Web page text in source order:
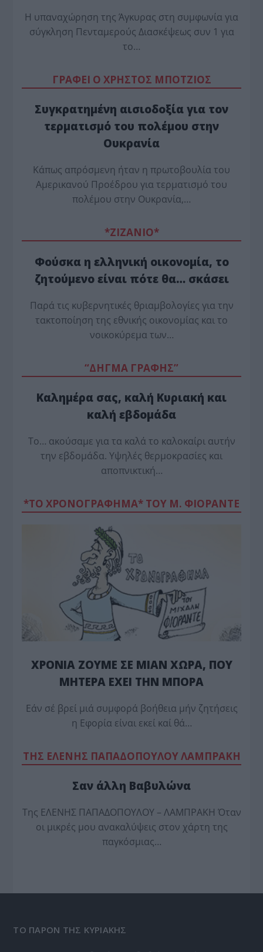
Η υπαναχώρηση της Άγκυρας στη συμφωνία για
σύγκληση Πενταμερούς Διασκέψεως συν 1 για
το…
ΓΡΑΦΕΙ Ο ΧΡΗΣΤΟΣ ΜΠΟΤΖΙΟΣ
Συγκρατημένη αισιοδοξία για τον
τερματισμό του πολέμου στην
Ουκρανία
Κάπως απρόσμενη ήταν η πρωτοβουλία του
Αμερικανού Προέδρου για τερματισμό του
πολέμου στην Ουκρανία,…
*ZΙΖΑΝΙΟ*
Φούσκα η ελληνική οικονομία, το
ζητούμενο είναι πότε θα… σκάσει
Παρά τις κυβερνητικές θριαμβολογίες για την
τακτοποίηση της εθνικής οικονομίας και το
νοικοκύρεμα των…
“ΔΗΓΜΑ ΓΡΑΦΗΣ”
Καλημέρα σας, καλή Κυριακή και
καλή εβδομάδα
Το… ακούσαμε για τα καλά το καλοκαίρι αυτήν
την εβδομάδα. Υψηλές θερμοκρασίες και
αποπνικτική…
*ΤΟ ΧΡΟΝΟΓΡΑΦΗΜΑ* ΤΟΥ Μ. ΦΙΟΡΆΝΤΕ
ΧΡΟΝΙΑ ΖΟΥΜΕ ΣΕ ΜΙΑΝ ΧΩΡΑ, ΠΟΥ
ΜΗΤΕΡΑ ΕΧΕΙ ΤΗΝ ΜΠΟΡΑ
Εάν σέ βρεί μιά συμφορά βοήθεια μήν ζητήσεις
η Εφορία είναι εκεί καί θά…
TΗΣ ΕΛΕΝΗΣ ΠΑΠΑΔΟΠΟΥΛΟΥ ΛΑΜΠΡΑΚΗ
Σαν άλλη Βαβυλώνα
Της ΕΛΕΝΗΣ ΠΑΠΑΔΟΠΟΥΛΟΥ – ΛΑΜΠΡΑΚΗ Όταν
οι μικρές μου ανακαλύψεις στον χάρτη της
παγκόσμιας…
ΤΟ ΠΑΡΟΝ ΤΗΣ ΚΥΡΙΑΚΗΣ